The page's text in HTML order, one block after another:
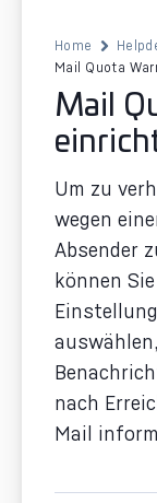
Home
Mail Quota
Mail
Um zu
wegen
Absender
können
nach
Mail